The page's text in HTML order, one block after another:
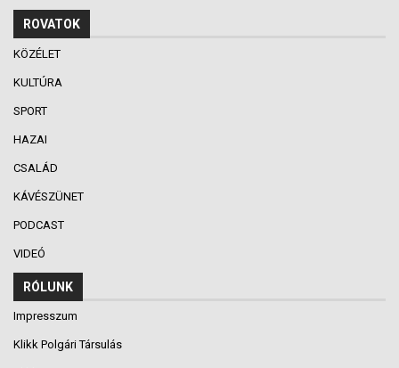
ROVATOK
KÖZÉLET
KULTÚRA
SPORT
HAZAI
CSALÁD
KÁVÉSZÜNET
PODCAST
VIDEÓ
RÓLUNK
Impresszum
Klikk Polgári Társulás